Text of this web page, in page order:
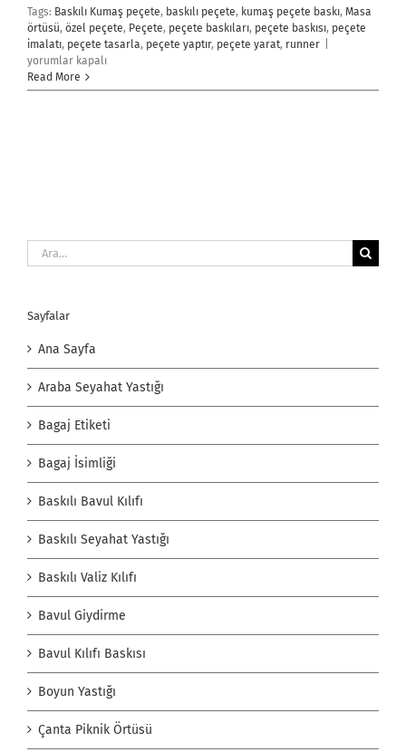
Tags: Baskılı Kumaş peçete, baskılı peçete, kumaş peçete baskı, Masa
örtüsü, özel peçete, Peçete, peçete baskıları, peçete baskısı, peçete
imalatı, peçete tasarla, peçete yaptır, peçete yarat, runner
yorumlar kapalı
Read More
Ara:
Sayfalar
Ana Sayfa
Araba Seyahat Yastığı
Bagaj Etiketi
Bagaj İsimliği
Baskılı Bavul Kılıfı
Baskılı Seyahat Yastığı
Baskılı Valiz Kılıfı
Bavul Giydirme
Bavul Kılıfı Baskısı
Boyun Yastığı
Çanta Piknik Örtüsü